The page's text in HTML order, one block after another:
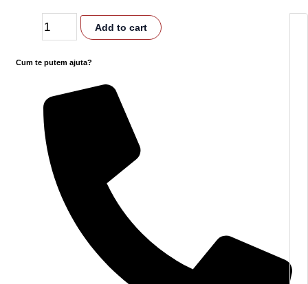
Add to cart
Cum te putem ajuta?